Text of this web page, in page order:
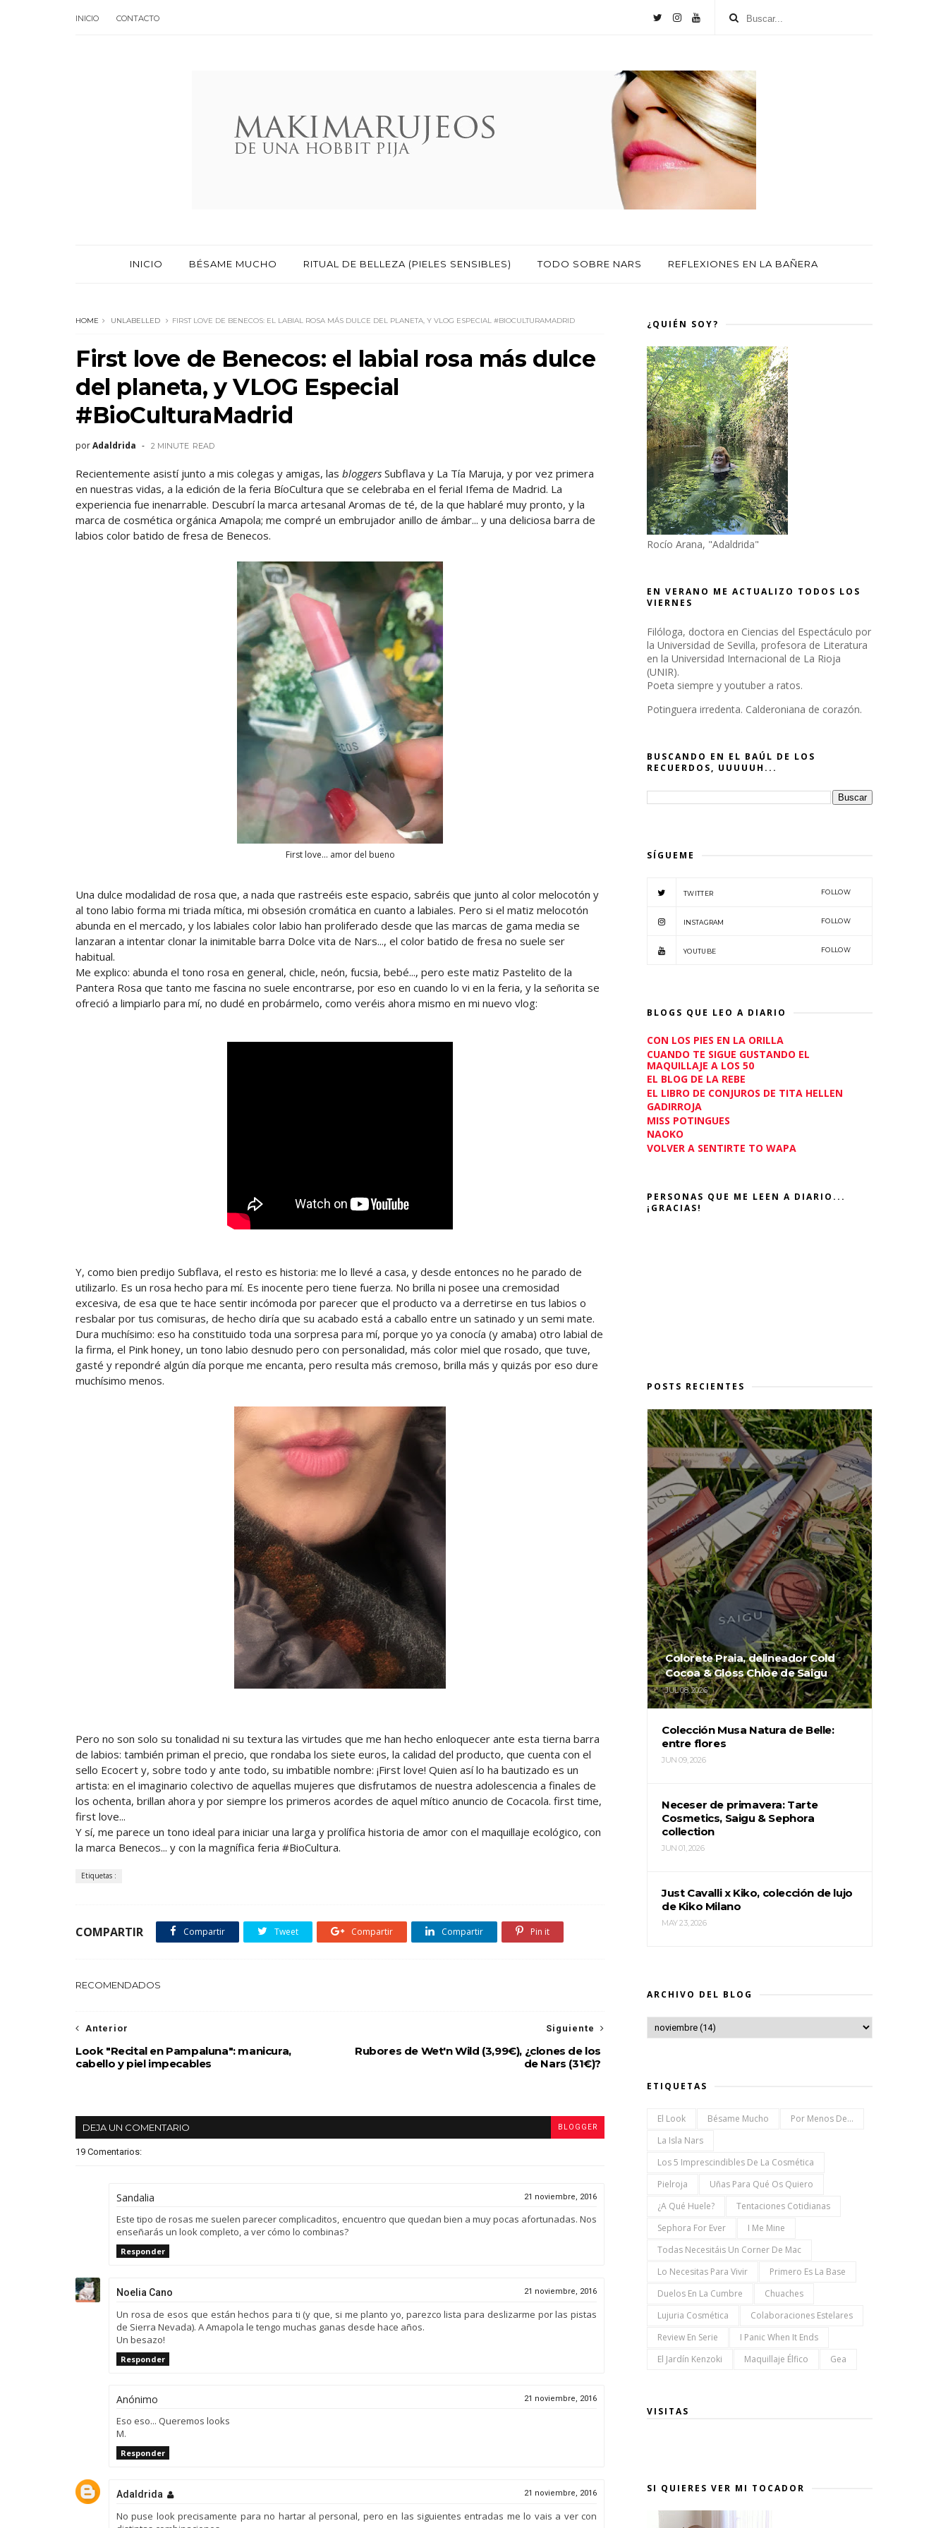
INICIO CONTACTO
INICIO BÉSAME MUCHO RITUAL DE BELLEZA (PIELES SENSIBLES) TODO SOBRE NARS REFLEXIONES EN LA BAÑERA
HOME UNLABELLED FIRST LOVE DE BENECOS: EL LABIAL ROSA MÁS DULCE DEL PLANETA, Y VLOG ESPECIAL #BIOCULTURAMADRID
First love de Benecos: el labial rosa más dulce
del planeta, y VLOG Especial
#BioCulturaMadrid
porAdaldrida 2 MINUTE READ
Recientemente asistí junto a mis colegas y amigas, las bloggers Subflava y La Tía Maruja, y por vez primera
en nuestras vidas, a la edición de la feria BíoCultura que se celebraba en el ferial Ifema de Madrid. La
experiencia fue inenarrable. Descubrí la marca artesanal Aromas de té, de la que hablaré muy pronto, y la
marca de cosmética orgánica Amapola; me compré un embrujador anillo de ámbar... y una deliciosa barra de
labios color batido de fresa de Benecos.
First love... amor del bueno
Una dulce modalidad de rosa que, a nada que rastreéis este espacio, sabréis que junto al color melocotón y
al tono labio forma mi triada mítica, mi obsesión cromática en cuanto a labiales. Pero si el matiz melocotón
abunda en el mercado, y los labiales color labio han proliferado desde que las marcas de gama media se
lanzaran a intentar clonar la inimitable barra Dolce vita de Nars..., el color batido de fresa no suele ser
habitual.
Me explico: abunda el tono rosa en general, chicle, neón, fucsia, bebé..., pero este matiz Pastelito de la
Pantera Rosa que tanto me fascina no suele encontrarse, por eso en cuando lo vi en la feria, y la señorita se
ofreció a limpiarlo para mí, no dudé en probármelo, como veréis ahora mismo en mi nuevo vlog:
Y, como bien predijo Subflava, el resto es historia: me lo llevé a casa, y desde entonces no he parado de
utilizarlo. Es un rosa hecho para mí. Es inocente pero tiene fuerza. No brilla ni posee una cremosidad
excesiva, de esa que te hace sentir incómoda por parecer que el producto va a derretirse en tus labios o
resbalar por tus comisuras, de hecho diría que su acabado está a caballo entre un satinado y un semi mate.
Dura muchísimo: eso ha constituido toda una sorpresa para mí, porque yo ya conocía (y amaba) otro labial de
la firma, el Pink honey, un tono labio desnudo pero con personalidad, más color miel que rosado, que tuve,
gasté y repondré algún día porque me encanta, pero resulta más cremoso, brilla más y quizás por eso dure
muchísimo menos.
Pero no son solo su tonalidad ni su textura las virtudes que me han hecho enloquecer ante esta tierna barra
de labios: también priman el precio, que rondaba los siete euros, la calidad del producto, que cuenta con el
sello Ecocert y, sobre todo y ante todo, su imbatible nombre: ¡First love! Quien así lo ha bautizado es un
artista: en el imaginario colectivo de aquellas mujeres que disfrutamos de nuestra adolescencia a finales de
los ochenta, brillan ahora y por siempre los primeros acordes de aquel mítico anuncio de Cocacola. first time,
first love...
Y sí, me parece un tono ideal para iniciar una larga y prolífica historia de amor con el maquillaje ecológico, con
la marca Benecos... y con la magnífica feria #BioCultura.
Etiquetas :
COMPARTIR Compartir Tweet Compartir Compartir Pin it
RECOMENDADOS
Siguiente
Rubores de Wet'n Wild (3,99€), ¿clones de los
de Nars (31€)?
Anterior
Look "Recital en Pampaluna": manicura,
cabello y piel impecables
DEJA UN COMENTARIO BLOGGER
19 Comentarios:
Sandalia 21 noviembre, 2016
Este tipo de rosas me suelen parecer complicaditos, encuentro que quedan bien a muy pocas afortunadas. Nos
enseñarás un look completo, a ver cómo lo combinas?
Responder
Noelia Cano 21 noviembre, 2016
Un rosa de esos que están hechos para ti (y que, si me planto yo, parezco lista para deslizarme por las pistas
de Sierra Nevada). A Amapola le tengo muchas ganas desde hace años.
Un besazo!
Responder
Anónimo 21 noviembre, 2016
Eso eso... Queremos looks
M.
Responder
Adaldrida 21 noviembre, 2016
No puse look precisamente para no hartar al personal, pero en las siguientes entradas me lo vais a ver con
¿QUIÉN SOY?
Rocío Arana, "Adaldrida"
EN VERANO ME ACTUALIZO TODOS LOS
VIERNES
Filóloga, doctora en Ciencias del Espectáculo por
la Universidad de Sevilla, profesora de Literatura
en la Universidad Internacional de La Rioja
(UNIR).
Poeta siempre y youtuber a ratos.
Potinguera irredenta. Calderoniana de corazón.
BUSCANDO EN EL BAÚL DE LOS
RECUERDOS, UUUUUH...
SÍGUEME
TWITTER FOLLOW
INSTAGRAM FOLLOW
YOUTUBE FOLLOW
BLOGS QUE LEO A DIARIO
CON LOS PIES EN LA ORILLA
CUANDO TE SIGUE GUSTANDO EL
MAQUILLAJE A LOS 50
EL BLOG DE LA REBE
EL LIBRO DE CONJUROS DE TITA HELLEN
GADIRROJA
MISS POTINGUES
NAOKO
VOLVER A SENTIRTE TO WAPA
PERSONAS QUE ME LEEN A DIARIO...
¡GRACIAS!
POSTS RECIENTES
Colorete Praia, delineador Cold
Cocoa & Gloss Chloe de Saigu
JUL 08, 2026
Colección Musa Natura de Belle:
entre flores
JUN 09, 2026
Neceser de primavera: Tarte
Cosmetics, Saigu & Sephora
collection
JUN 01, 2026
Just Cavalli x Kiko, colección de lujo
de Kiko Milano
MAY 23, 2026
ARCHIVO DEL BLOG
ETIQUETAS
El Look Bésame Mucho
Por Menos De...
La Isla Nars
Los 5 Imprescindibles De La Cosmética
Pielroja
Uñas Para Qué Os Quiero
¿a Qué Huele?
Tentaciones Cotidianas
Sephora For Ever
I Me Mine
Todas Necesitáis Un Corner De Mac
Lo Necesitas Para Vivir
Primero Es La Base
Duelos En La Cumbre
Chuaches
Lujuria Cosmética
Colaboraciones Estelares
Review En Serie
I Panic When It Ends
El Jardín Kenzoki
Maquillaje Élfico Gea
VISITAS
SI QUIERES VER MI TOCADOR